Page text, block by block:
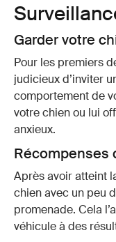
Garder votre
Pour les premiers
judicieux d’inviter
comportement de
votre chien ou lui
anxieux.
Récompenses
Après avoir atteint
chien avec un peu
promenade. Cela
véhicule à des